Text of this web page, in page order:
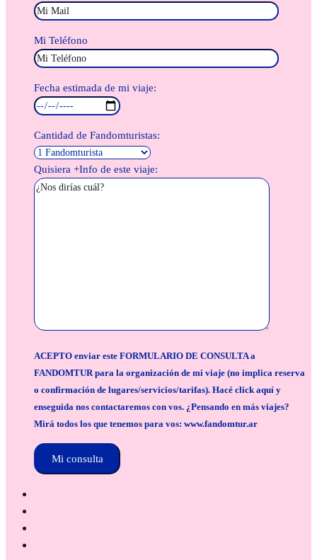
Mi Teléfono
Fecha estimada de mi viaje:
Cantidad de Fandomturistas:
Quisiera +Info de este viaje:
ACEPTO enviar este FORMULARIO DE CONSULTA a
FANDOMTUR para la organización de mi viaje (no implica reserva
o confirmación de lugares/servicios/tarifas). Hacé click aquí y
enseguida nos contactaremos con vos. ¿Pensando en más viajes?
Mirá todos los que tenemos para vos: www.fandomtur.ar